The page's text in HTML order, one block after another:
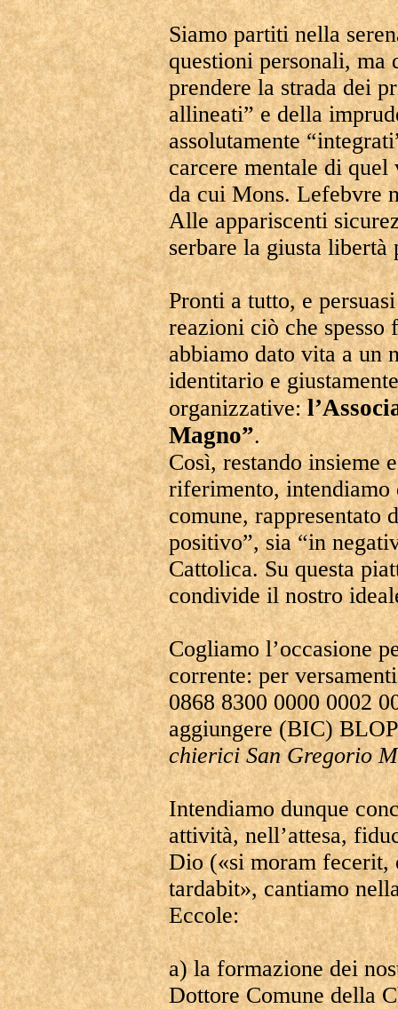
Siamo partiti nella
questioni personali,
prendere la strada dei
allineati” e della
assolutamente
carcere mentale di
da cui Mons. Lefebvre
Alle appariscenti
serbare la giusta libertà
Pronti a tutto, e
reazioni ciò che spesso
abbiamo dato vita a un
identitario e
organizzative:
Magno”.
Così, restando insieme
riferimento, intendiamo
comune, rappresentato
positivo”, sia “in
Cattolica. Su questa
condivide il nostro
Cogliamo l’occasione
corrente: per
0868 8300 0000 0002
aggiungere (BIC)
chierici San Gregorio
Intendiamo dunque
attività, nell’attesa,
Dio («si moram fecerit,
tardabit», cantiamo
Eccole:
a) la formazione dei
Dottore Comune della